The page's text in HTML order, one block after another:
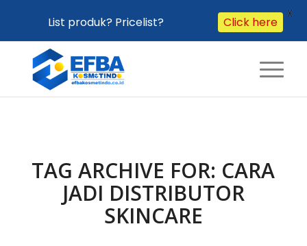
TAG ARCHIVE FOR: CARA
JADI DISTRIBUTOR
SKINCARE
List produk? Pricelist? Click here
X